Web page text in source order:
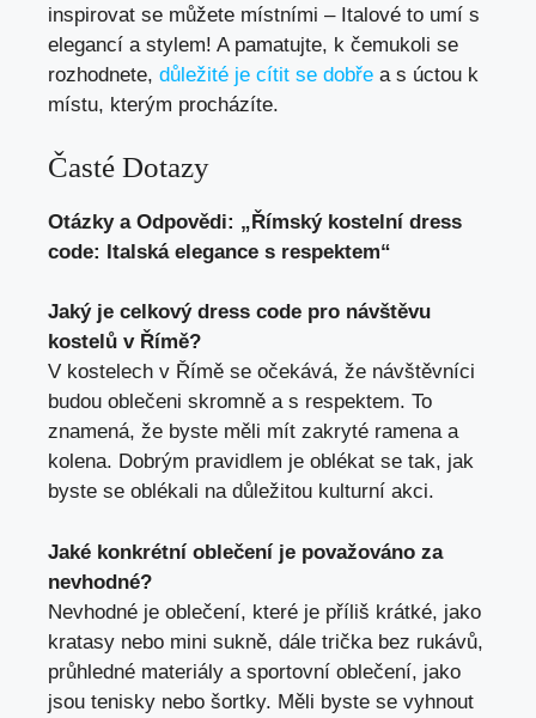
inspirovat se můžete místními – Italové to umí s
elegancí a stylem! A pamatujte, k čemukoli se
rozhodnete, důležité je cítit se dobře a s úctou k
místu, kterým procházíte.
Časté Dotazy
Otázky a Odpovědi: „Římský kostelní dress
code: Italská elegance s respektem“
Jaký je celkový dress code pro návštěvu
kostelů v Římě?
V kostelech v Římě se očekává, že návštěvníci
budou oblečeni skromně a s respektem. To
znamená, že byste měli mít zakryté ramena a
kolena. Dobrým pravidlem je oblékat se tak, jak
byste se oblékali na důležitou kulturní akci.
Jaké konkrétní oblečení je považováno za
nevhodné?
Nevhodné je oblečení, které je příliš krátké, jako
kratasy nebo mini sukně, dále trička bez rukávů,
průhledné materiály a sportovní oblečení, jako
jsou tenisky nebo šortky. Měli byste se vyhnout